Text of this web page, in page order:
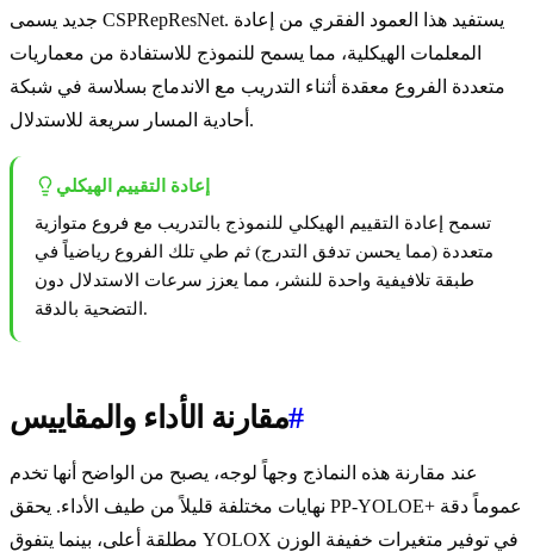
جديد يسمى CSPRepResNet. يستفيد هذا العمود الفقري من إعادة
المعلمات الهيكلية، مما يسمح للنموذج للاستفادة من معماريات
متعددة الفروع معقدة أثناء التدريب مع الاندماج بسلاسة في شبكة
أحادية المسار سريعة للاستدلال.
إعادة التقييم الهيكلي
تسمح إعادة التقييم الهيكلي للنموذج بالتدريب مع فروع متوازية
متعددة (مما يحسن تدفق التدرج) ثم طي تلك الفروع رياضياً في
طبقة تلافيفية واحدة للنشر، مما يعزز سرعات الاستدلال دون
التضحية بالدقة.
مقارنة الأداء والمقاييس#
عند مقارنة هذه النماذج وجهاً لوجه، يصبح من الواضح أنها تخدم
نهايات مختلفة قليلاً من طيف الأداء. يحقق PP-YOLOE+ عموماً دقة
مطلقة أعلى، بينما يتفوق YOLOX في توفير متغيرات خفيفة الوزن